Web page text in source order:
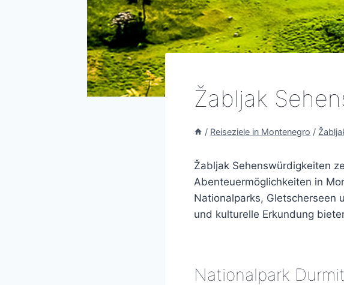
Žabljak
/ Reiseziele in Montenegro /
Žabljak Sehenswürdigkeiten
Abenteuermöglichkeiten in
Nationalparks, Gletscherseen
und kulturelle Erkundung
Nationalpark